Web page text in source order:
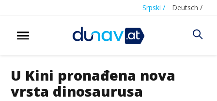
Srpski / Deutsch /
U Kini pronađena nova
vrsta dinosaurusa